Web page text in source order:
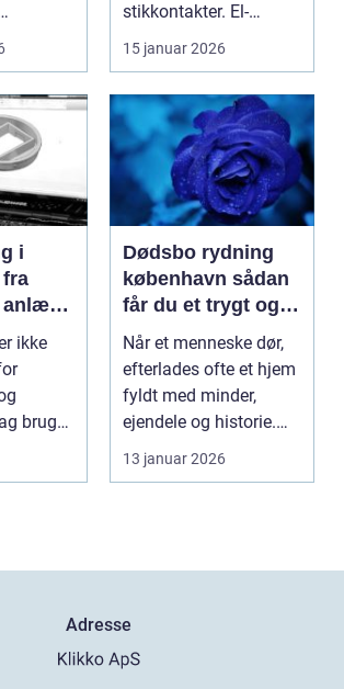
stikkontakter. El-
installationer e...
15 januar 2026
i
anlæg
ikke
bruger
Dødsbo rydning
københavn sådan
får du et trygt og
professionelt
forløb
Når et menneske dør,
efterlades ofte et hjem
fyldt med minder,
ejendele og historie.
For mange pårør...
13 januar 2026
Adresse